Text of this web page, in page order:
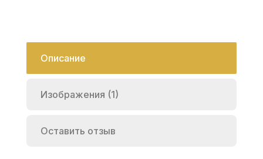
Описание
Изображения (1)
Оставить отзыв